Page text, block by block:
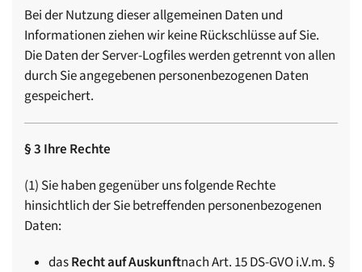
Bei der Nutzung dieser allgemeinen Daten und
Informationen ziehen wir keine Rückschlüsse auf Sie.
Die Daten der Server-Logfiles werden getrennt von allen
durch Sie angegebenen personenbezogenen Daten
gespeichert.
§ 3 Ihre Rechte
(1) Sie haben gegenüber uns folgende Rechte
hinsichtlich der Sie betreffenden personenbezogenen
Daten:
dasRecht auf Auskunftnach Art. 15 DS-GVO i.V.m. §